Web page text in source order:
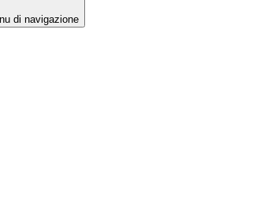
di navigazione